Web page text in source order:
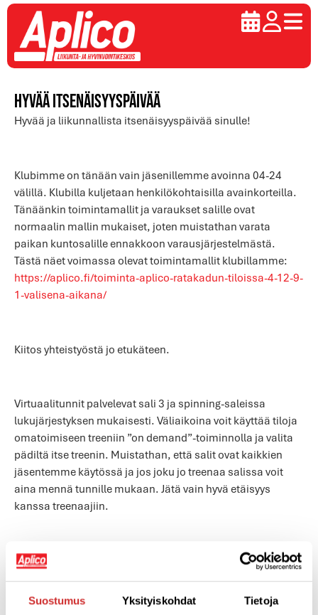
Suostumus Yksityiskohdat Tietoja
Hyvää itsenäisyyspäivää
Hyvää ja liikunnallista itsenäisyyspäivää sinulle!
Klubimme on tänään vain jäsenillemme avoinna 04-24
välillä. Klubilla kuljetaan henkilökohtaisilla avainkorteilla.
Tänäänkin toimintamallit ja varaukset salille ovat
normaalin mallin mukaiset, joten muistathan varata
paikan kuntosalille ennakkoon varausjärjestelmästä.
Tästä näet voimassa olevat toimintamallit klubillamme:
https://aplico.fi/toiminta-aplico-ratakadun-tiloissa-4-12-9-
1-valisena-aikana/
Kiitos yhteistyöstä jo etukäteen.
Virtuaalitunnit palvelevat sali 3 ja spinning-saleissa
lukujärjestyksen mukaisesti. Väliaikoina voit käyttää tiloja
omatoimiseen treeniin ”on demand”-toiminnolla ja valita
pädiltä itse treenin. Muistathan, että salit ovat kaikkien
jäsentemme käytössä ja jos joku jo treenaa salissa voit
aina mennä tunnille mukaan. Jätä vain hyvä etäisyys
kanssa treenaajiin.
Myös livestriimeillä voit tehdä treenit kotona ja koko
tallennekirjasto on käytössäsi. Jäsen, salasanan
AplicOnlinen kotitreeneihin löydät sähköpostistasi.